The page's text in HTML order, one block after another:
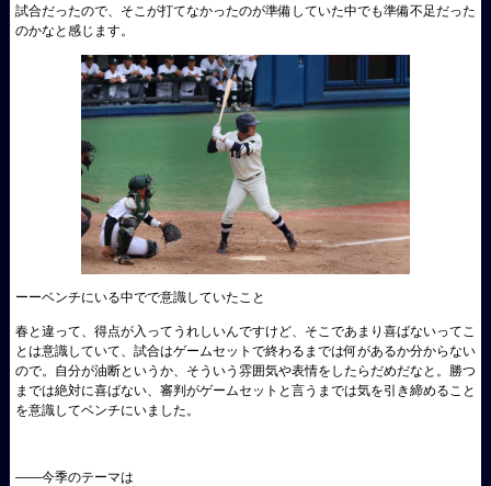
試合だったので、そこが打てなかったのが準備していた中でも準備不足だった
のかなと感じます。
ーーベンチにいる中でで意識していたこと
春と違って、得点が入ってうれしいんですけど、そこであまり喜ばないってこ
とは意識していて、試合はゲームセットで終わるまでは何があるか分からない
ので。自分が油断というか、そういう雰囲気や表情をしたらだめだなと。勝つ
までは絶対に喜ばない、審判がゲームセットと言うまでは気を引き締めること
を意識してベンチにいました。
――今季のテーマは